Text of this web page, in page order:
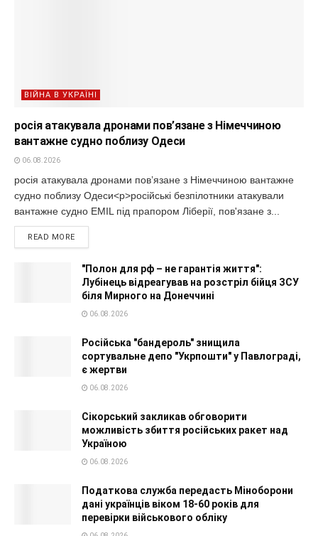
ВІЙНА В УКРАЇНІ
росія атакувала дронами пов’язане з Німеччиною
вантажне судно поблизу Одеси
06.08.2026
росія атакувала дронами пов’язане з Німеччиною вантажне
судно поблизу Одеси<p>російські безпілотники атакували
вантажне судно EMIL під прапором Ліберії, пов'язане з...
READ MORE
"Полон для рф – не гарантія життя":
Лубінець відреагував на розстріл бійця ЗСУ
біля Мирного на Донеччині
06.08.2026
Російська "бандероль" знищила
сортувальне депо "Укрпошти" у Павлограді,
є жертви
06.08.2026
Сікорський закликав обговорити
можливість збиття російських ракет над
Україною
06.08.2026
Податкова служба передасть Міноборони
дані українців віком 18-60 років для
перевірки військового обліку